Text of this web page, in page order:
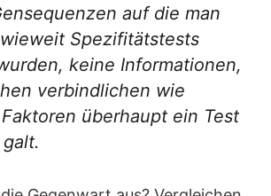
auf die man
Spezifitätstests
keine Informationen,
verbindlichen wie
überhaupt ein Test